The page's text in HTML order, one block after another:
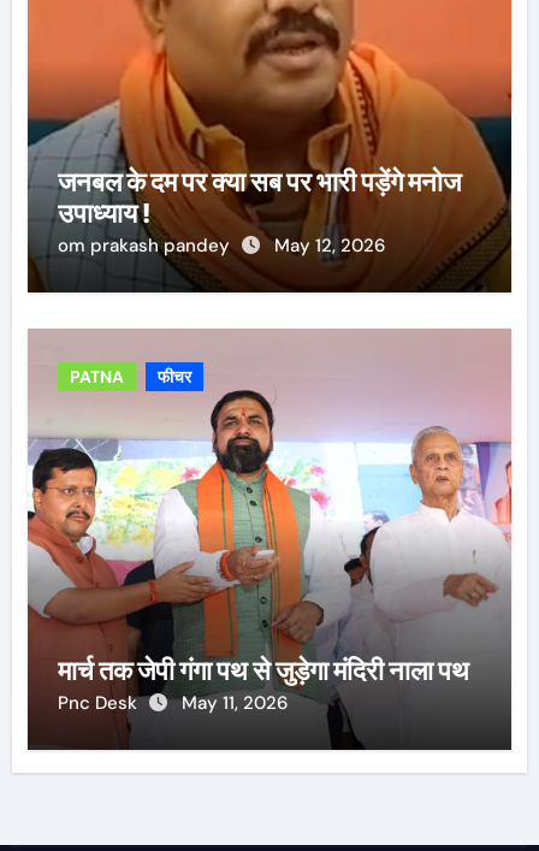
जनबल के दम पर क्या सब पर भारी पड़ेंगे मनोज
उपाध्याय !
om prakash pandey May 12, 2026
PATNA फीचर
मार्च तक जेपी गंगा पथ से जुड़ेगा मंदिरी नाला पथ
Pnc Desk May 11, 2026